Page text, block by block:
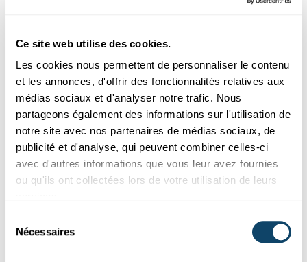
Ce site web utilise des cookies.
Les cookies nous permettent de personnaliser le contenu
et les annonces, d'offrir des fonctionnalités relatives aux
médias sociaux et d'analyser notre trafic. Nous
partageons également des informations sur l'utilisation de
notre site avec nos partenaires de médias sociaux, de
publicité et d'analyse, qui peuvent combiner celles-ci
avec d'autres informations que vous leur avez fournies
ou qu'ils ont collectées lors de votre utilisation de leurs
Nécessaires
: Le Royaume-Uni a aussi fixé 2035
infrastructure de communication quantique sécurisée
(EuroQCI) et l’Agence de l'Union européenne pour la
cybersécurité recommande aussi des mesures
appropriées pour mettre en œuvre le chiffrement post-
quantique. L'Office européen de police Europol conseille
d’adapter d’ores et déjà le secteur financier et de le doter
en conséquence – un point essentiel pour le Luxembourg.
Nous avons déjà mené des discussions avec le
gouvernement luxembourgeois à ce sujet il y a plusieurs
années. Le Luxembourg a pris la mesure des risques et a
technologies quantiques (voir encadré). Dans certains
pays comme la République tchèque, les autorités de